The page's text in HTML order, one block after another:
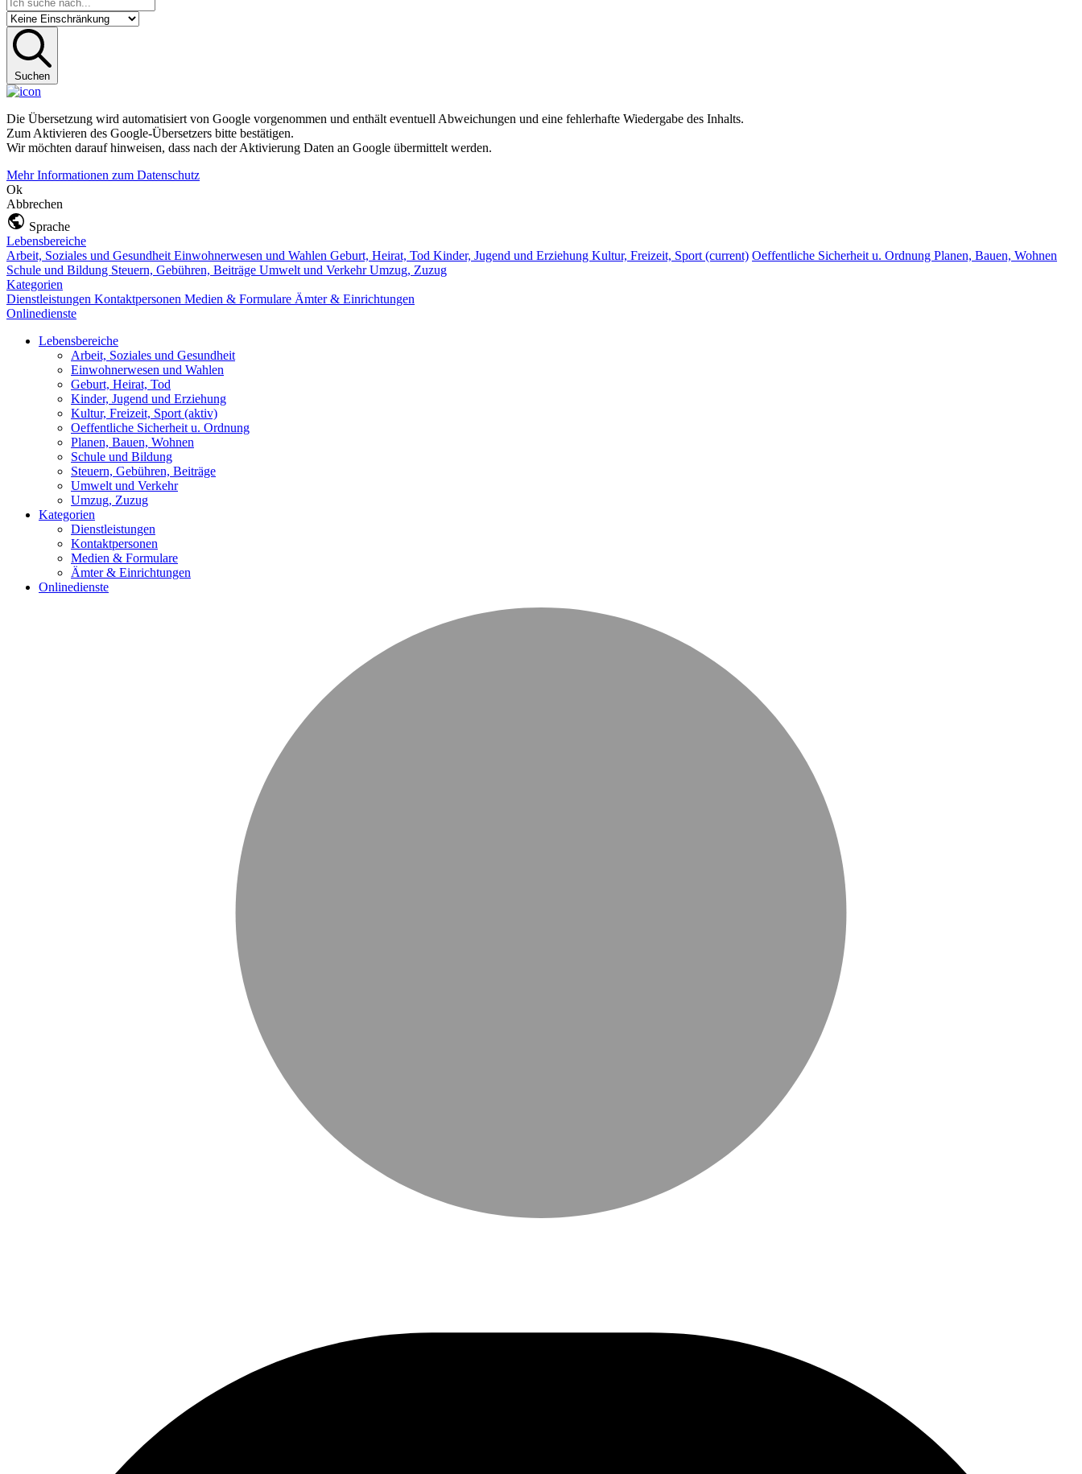
Suchen
Die Übersetzung wird automatisiert von Google vorgenommen und enthält eventuell Abweichungen und eine fehlerhafte Wiedergabe des Inhalts.
Zum Aktivieren des Google-Übersetzers bitte bestätigen.
Wir möchten darauf hinweisen, dass nach der Aktivierung Daten an Google übermittelt werden.
Mehr Informationen zum Datenschutz
Ok
Abbrechen
Sprache
Lebensbereiche
Arbeit, Soziales und Gesundheit Einwohnerwesen und Wahlen Geburt, Heirat, Tod Kinder, Jugend und Erziehung Kultur, Freizeit, Sport (current) Oeffentliche Sicherheit u. Ordnung Planen, Bauen, Wohnen
Schule und Bildung Steuern, Gebühren, Beiträge Umwelt und VerkehrUmzug, Zuzug
Kategorien
Dienstleistungen Kontaktpersonen Medien & Formulare Ämter & Einrichtungen
Onlinedienste
Lebensbereiche
Arbeit, Soziales und Gesundheit
Einwohnerwesen und Wahlen
Geburt, Heirat, Tod
Kinder, Jugend und Erziehung
Kultur, Freizeit, Sport (aktiv)
Oeffentliche Sicherheit u. Ordnung
Planen, Bauen, Wohnen
Schule und Bildung
Steuern, Gebühren, Beiträge
Umwelt und Verkehr
Umzug, Zuzug
Kategorien
Dienstleistungen
Kontaktpersonen
Medien & Formulare
Ämter & Einrichtungen
Onlinedienste